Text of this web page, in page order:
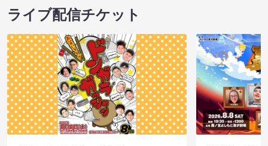
ライブ配信チケット